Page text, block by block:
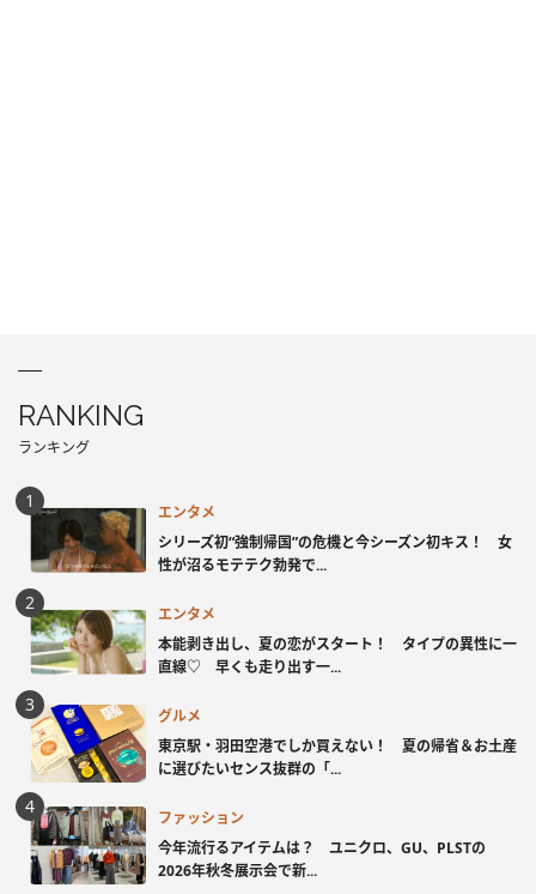
RANKING
ランキング
エンタメ
シリーズ初“強制帰国”の危機と今シーズン初キス！ 女
性が沼るモテテク勃発で...
エンタメ
本能剥き出し、夏の恋がスタート！ タイプの異性に一
直線♡ 早くも走り出す一...
グルメ
東京駅・羽田空港でしか買えない！ 夏の帰省＆お土産
に選びたいセンス抜群の「...
ファッション
今年流行るアイテムは？ ユニクロ、GU、PLSTの
2026年秋冬展示会で新...